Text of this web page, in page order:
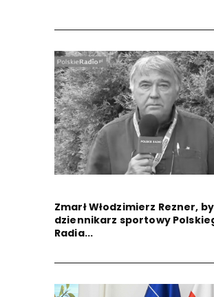
Zmarł Włodzimierz Rezner,
dziennikarz sportowy
Radia...